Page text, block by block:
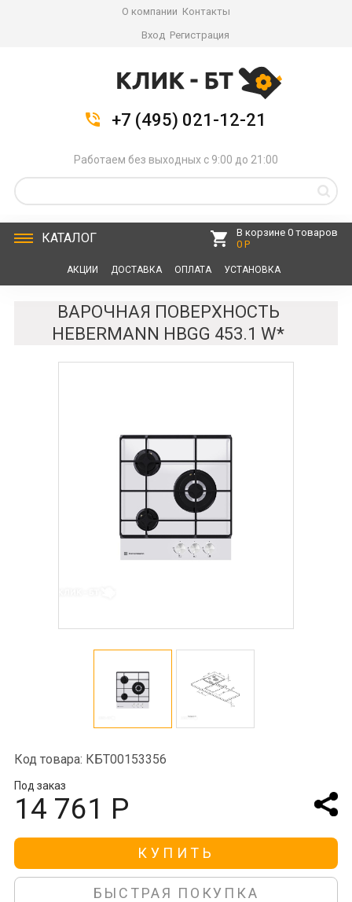
О компании Контакты
Вход Регистрация
+7 (495) 021-12-21
Работаем без выходных с 9:00 до 21:00
КАТАЛОГ
В корзине 0 товаров
0 Р
АКЦИИ ДОСТАВКА ОПЛАТА УСТАНОВКА
ВАРОЧНАЯ ПОВЕРХНОСТЬ
HEBERMANN HBGG 453.1 W*
Код товара: КБТ00153356
Под заказ
14 761 Р
КУПИТЬ
БЫСТРАЯ ПОКУПКА